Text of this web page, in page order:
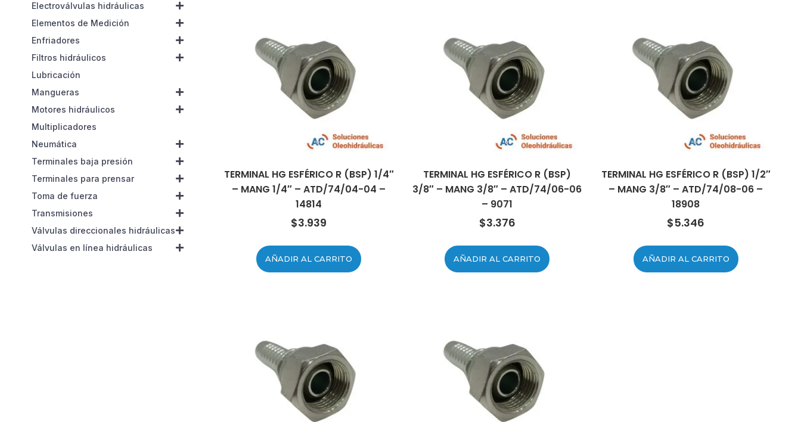
TERMINAL HG ESFÉRICO R (BSP) 1/4″
– MANG 1/4″ – ATD/74/04-04 –
14814
$3.939
AÑADIR AL CARRITO
TERMINAL HG ESFÉRICO R (BSP)
3/8″ – MANG 3/8″ – ATD/74/06-06
– 9071
$3.376
AÑADIR AL CARRITO
TERMINAL HG ESFÉRICO R (BSP) 1/2″
– MANG 3/8″ – ATD/74/08-06 –
18908
$5.346
AÑADIR AL CARRITO
Electroválvulas hidráulicas
Elementos de Medición
Enfriadores
Filtros hidráulicos
Lubricación
Mangueras
Motores hidráulicos
Multiplicadores
Neumática
Terminales baja presión
Terminales para prensar
Toma de fuerza
Transmisiones
Válvulas direccionales hidráulicas
Válvulas en línea hidráulicas